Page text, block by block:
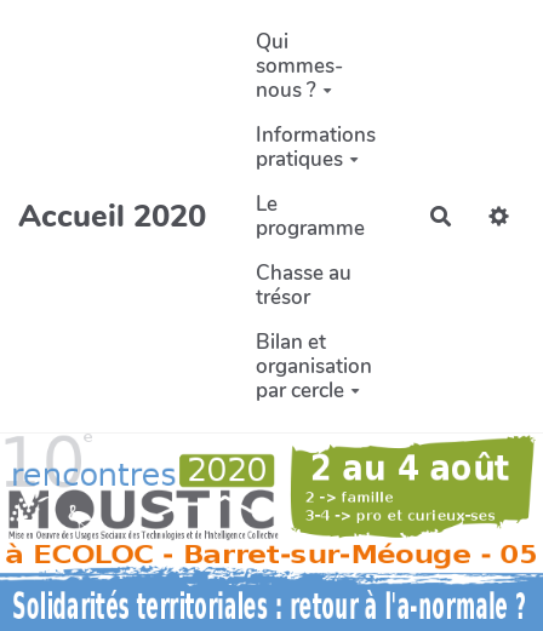
Aller au contenu principal
Accueil 2020
Qui
sommes-
nous ?
Informations
pratiques
Le
programme
Chasse au
trésor
Bilan et
organisation
par cercle